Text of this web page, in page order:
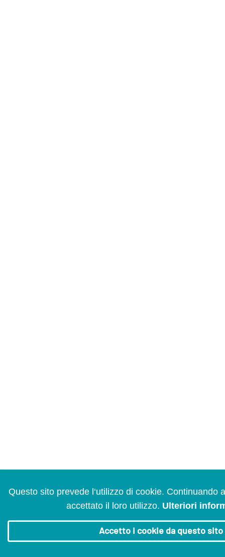
Questo sito prevede l‘utilizzo di cookie. Continuando
accettato il loro utilizzo. Ulteriori
Accetto i cookie da questo sito